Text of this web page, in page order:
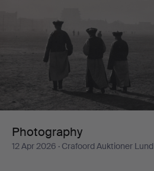
Photography
12 Apr 2026 · Crafoord Auktioner Lund